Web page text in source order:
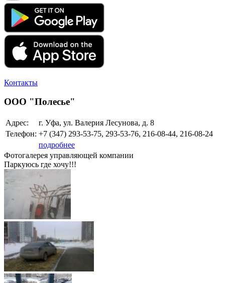
Контакты
ООО "Полесье"
Адрес:
г. Уфа, ул. Валерия Лесунова, д. 8
Телефон: +7 (347) 293-53-75, 293-53-76, 216-08-44, 216-08-24
подробнее
Фотогалерея управляющей компании
Паркуюсь где хочу!!!